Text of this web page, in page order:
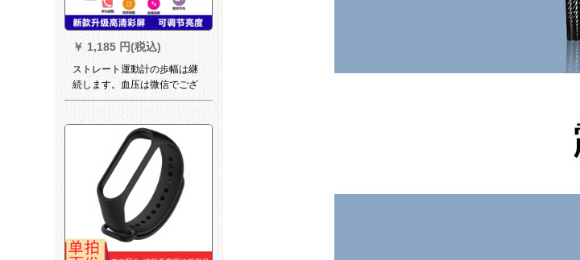
￥ 1,185 円(税込)
ストレート運動計の歩幅は継
続します。血压は微信でござ
います。生活防水のAndroid
運動＋明さ調節可能＋防水】